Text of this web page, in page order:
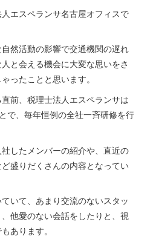
エスペランサ名古屋オフィスで
然活動の影響で交通機関の遅れ
と会える機会に大変な思いをさ
ったことと思います。
前、税理士法人エスペランサは
で、毎年恒例の全社一斉研修を行
したメンバーの紹介や、直近の
盛りだくさんの内容となってい
いて、あまり交流のないスタッ
他愛のない会話をしたりと、視
あります。